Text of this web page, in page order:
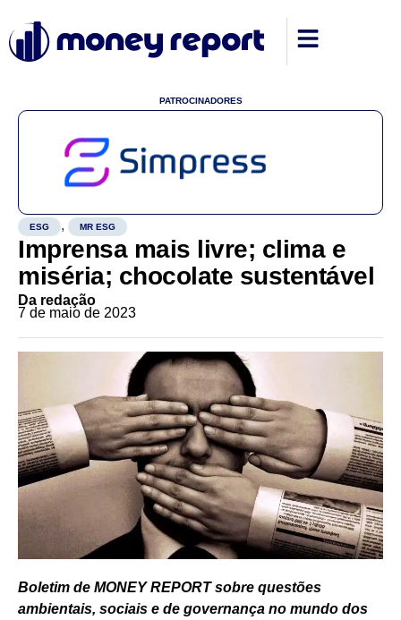
PATROCINADORES
ESG , MR ESG
Imprensa mais livre; clima e
miséria; chocolate sustentável
Da redação
7 de maio de 2023
Boletim de MONEY REPORT sobre questões
ambientais, sociais e de governança no mundo dos